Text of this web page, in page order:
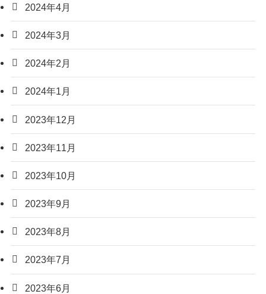
2024年4月
2024年3月
2024年2月
2024年1月
2023年12月
2023年11月
2023年10月
2023年9月
2023年8月
2023年7月
2023年6月